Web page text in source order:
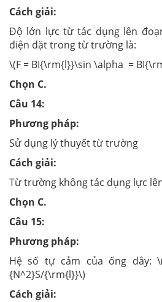
Cách giải:
Độ lớn lực từ tác dụng lên
điện đặt trong từ trường là:
\(F = BI{\rm{l}}\sin \alpha =
Chọn C.
Câu 14:
Phương pháp:
Sử dụng lý thuyết từ trường
Cách giải:
Từ trường không tác dụng lực
Chọn C.
Câu 15:
Phương pháp:
Hệ số tự cảm của ống dây:
{N^2}S/{\rm{l}}\)
Cách giải: